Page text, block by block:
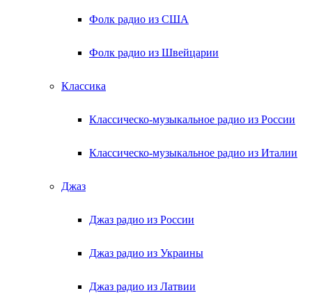
Фолк радио из США
Фолк радио из Швейцарии
Классика
Классическо-музыкальное радио из России
Классическо-музыкальное радио из Италии
Джаз
Джаз радио из России
Джаз радио из Украины
Джаз радио из Латвии